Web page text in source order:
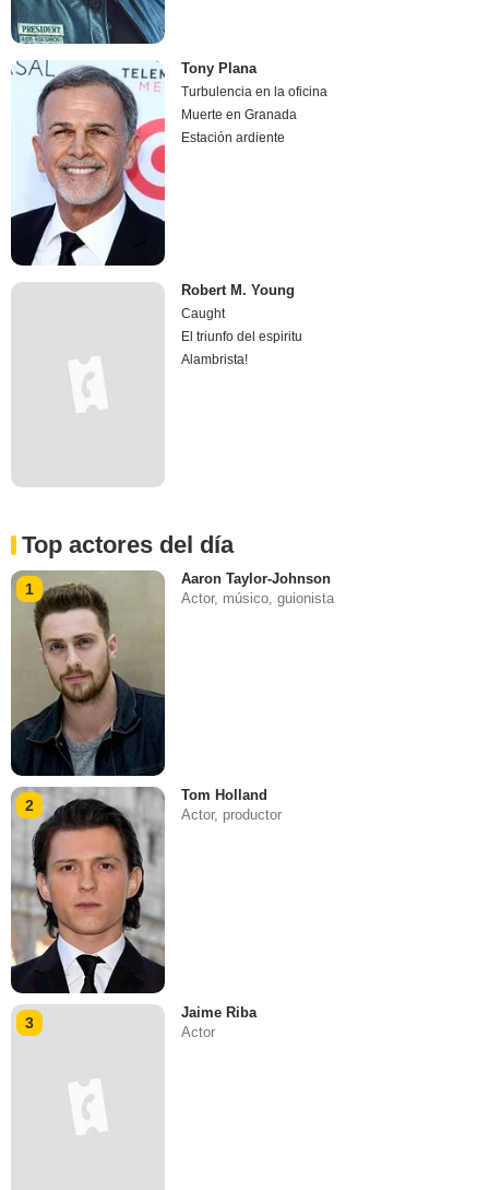
Tony Plana
Turbulencia en la oficina
Muerte en Granada
Estación ardiente
Robert M. Young
Caught
El triunfo del espiritu
Alambrista!
Top actores del día
1
Aaron Taylor-Johnson
Actor, músico, guionista
2
Tom Holland
Actor, productor
3
Jaime Riba
Actor